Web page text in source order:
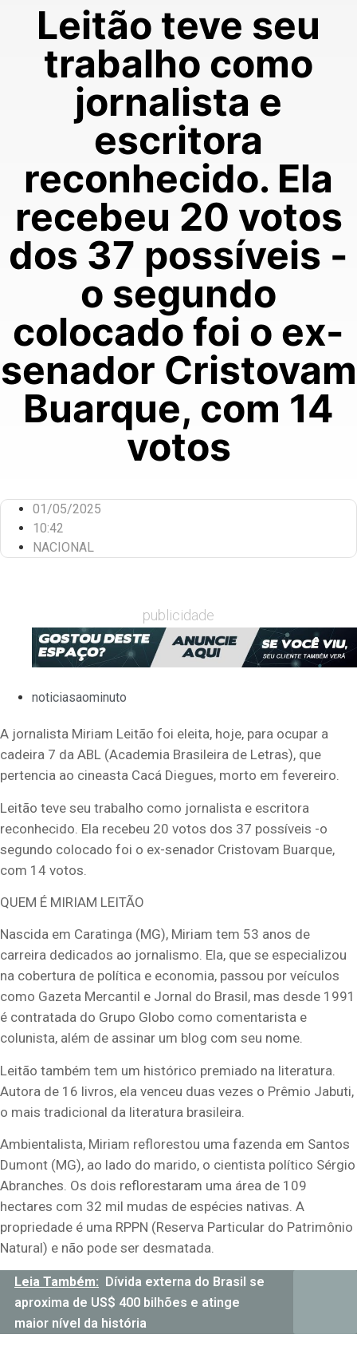
Leitão teve seu
trabalho como
jornalista e
escritora
reconhecido. Ela
recebeu 20 votos
dos 37 possíveis -
o segundo
colocado foi o ex-
senador Cristovam
Buarque, com 14
votos
01/05/2025
10:42
NACIONAL
publicidade
noticiasaominuto
A jornalista Miriam Leitão foi eleita, hoje, para ocupar a
cadeira 7 da ABL (Academia Brasileira de Letras), que
pertencia ao cineasta Cacá Diegues, morto em fevereiro.
Leitão teve seu trabalho como jornalista e escritora
reconhecido. Ela recebeu 20 votos dos 37 possíveis -o
segundo colocado foi o ex-senador Cristovam Buarque,
com 14 votos.
QUEM É MIRIAM LEITÃO
Nascida em Caratinga (MG), Miriam tem 53 anos de
carreira dedicados ao jornalismo. Ela, que se especializou
na cobertura de política e economia, passou por veículos
como Gazeta Mercantil e Jornal do Brasil, mas desde 1991
é contratada do Grupo Globo como comentarista e
colunista, além de assinar um blog com seu nome.
Leitão também tem um histórico premiado na literatura.
Autora de 16 livros, ela venceu duas vezes o Prêmio Jabuti,
o mais tradicional da literatura brasileira.
Ambientalista, Miriam reflorestou uma fazenda em Santos
Dumont (MG), ao lado do marido, o cientista político Sérgio
Abranches. Os dois reflorestaram uma área de 109
hectares com 32 mil mudas de espécies nativas. A
propriedade é uma RPPN (Reserva Particular do Patrimônio
Natural) e não pode ser desmatada.
Leia Também: Dívida externa do Brasil se
aproxima de US$ 400 bilhões e atinge
maior nível da história